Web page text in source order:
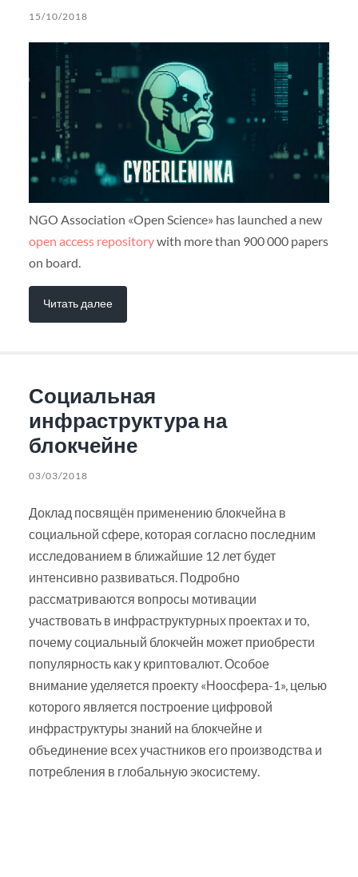
15/10/2018
NGO Association «Open Science» has launched a new
open access repositorywith more than 900 000 papers
on board.
Читать далее
Социальная
инфраструктура на
блокчейне
03/03/2018
Доклад посвящён применению блокчейна в
социальной сфере, которая согласно последним
исследованием в ближайшие 12 лет будет
интенсивно развиваться. Подробно
рассматриваются вопросы мотивации
участвовать в инфраструктурных проектах и то,
почему социальный блокчейн может приобрести
популярность как у криптовалют. Особое
внимание уделяется проекту «Ноосфера-1», целью
которого является построение цифровой
инфраструктуры знаний на блокчейне и
объединение всех участников его производства и
потребления в глобальную экосистему.